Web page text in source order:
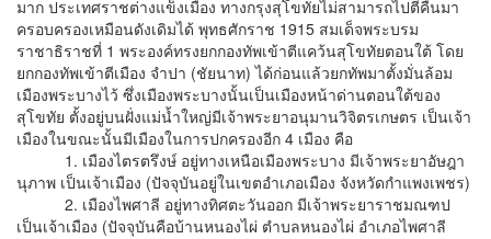
มาก ประเทศราชต่างแข็งเมือง ทางกรุงสุโขทัยไม่สามารถไปตีคืนมา
ครอบครองเหมือนดังเดิมได้ พุทธศักราช 1915 สมเด็จพระบรม
ราชาธิราชที่ 1 พระองค์ทรงยกกองทัพเข้าตีแคว้นสุโขทัยตอนใต้ โดย
ยกกองทัพเข้าตีเมือง จำปา (ชัยนาท) ได้ก่อนแล้วยกทัพมาตั้งมั่นล้อม
เมืองพระบางไว้ ซึ่งเมืองพระบางนั้นเป็นเมืองหน้าด่านตอนใต้ของ
สุโขทัย ตั้งอยู่บนฝั่งแม่น้ำใหญ่มีเจ้าพระยาอนุมานวิจิตรเกษตร เป็นเจ้า
เมืองในขณะนั้นมีเมืองในการปกครองอีก 4 เมือง คือ
1. เมืองไตรตรึงษ์ อยู่ทางเหนือเมืองพระบาง มีเจ้าพระยาอัษฎา
นุภาพ เป็นเจ้าเมือง (ปัจจุบันอยู่ในเขตอำเภอเมือง จังหวัดกำแพงเพชร)
2. เมืองไพศาลี อยู่ทางทิศตะวันออก มีเจ้าพระยาราชมณฑป
เป็นเจ้าเมือง (ปัจจุบันคือบ้านหนองไผ่ ตำบลหนองไผ่ อำเภอไพศาลี